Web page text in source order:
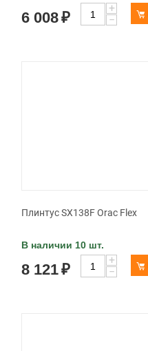
6 008₽
+
−
Плинтус SX138F Orac Flex
В наличии 10 шт.
8 121₽
+
−